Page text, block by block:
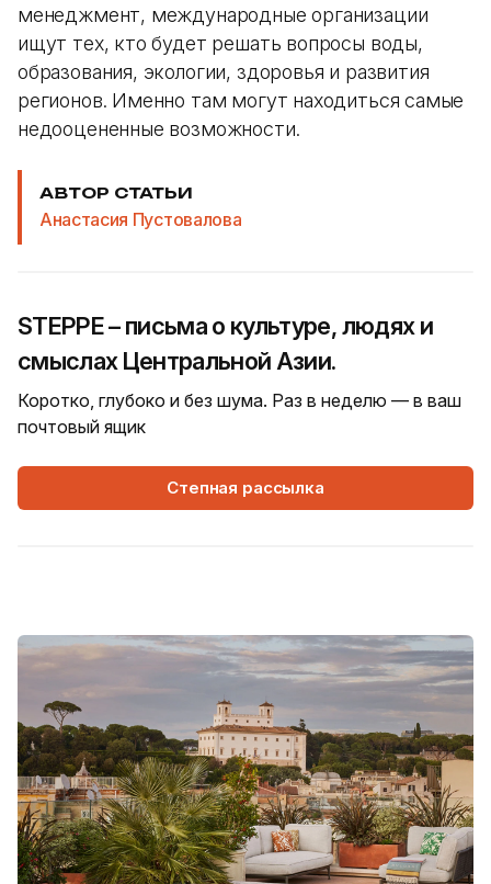
менеджмент, международные организации
ищут тех, кто будет решать вопросы воды,
образования, экологии, здоровья и развития
регионов. Именно там могут находиться самые
недооцененные возможности.
АВТОР СТАТЬИ
Анастасия Пустовалова
STEPPE – письма о культуре, людях и
смыслах Центральной Азии.
Коротко, глубоко и без шума. Раз в неделю — в ваш
почтовый ящик
Степная рассылка